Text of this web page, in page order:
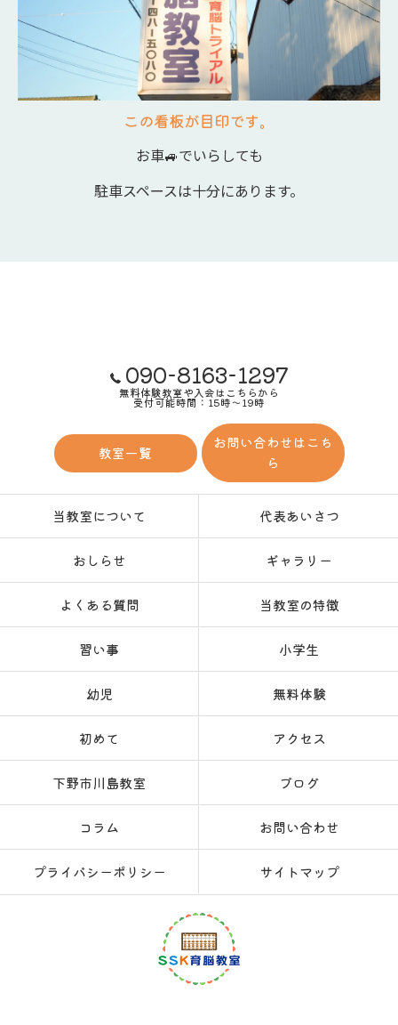
この看板が目印です。
お車🚙でいらしても
駐車スペースは十分にあります。
090-8163-1297
無料体験教室や入会はこちらから
受付可能時間：15時～19時
教室一覧
お問い合わせはこち
ら
当教室について 代表あいさつ
おしらせ ギャラリー
よくある質問 当教室の特徴
習い事 小学生
幼児 無料体験
初めて アクセス
下野市川島教室 ブログ
コラム お問い合わせ
プライバシーポリシー サイトマップ